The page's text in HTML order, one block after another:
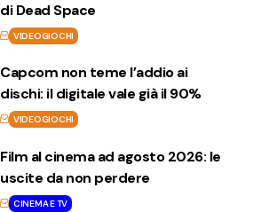
di Dead Space
VIDEOGIOCHI
Capcom non teme l’addio ai
dischi: il digitale vale già il 90%
VIDEOGIOCHI
Film al cinema ad agosto 2026: le
uscite da non perdere
CINEMA E TV